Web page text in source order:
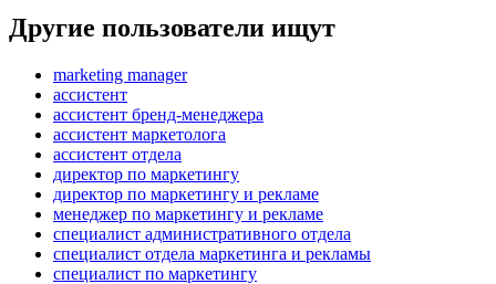
Другие пользователи ищут
marketing manager
ассистент
ассистент бренд-менеджера
ассистент маркетолога
ассистент отдела
директор по маркетингу
директор по маркетингу и рекламе
менеджер по маркетингу и рекламе
специалист административного отдела
специалист отдела маркетинга и рекламы
специалист по маркетингу